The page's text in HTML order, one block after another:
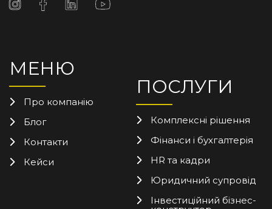
МЕНЮ
Про компанію
Блог
Контакти
Кейси
ПОСЛУГИ
Комплексні рішення
Фінанси і бухгалтерія
HR та кадри
Юридичний супровід
Інвестиційний бізнес-